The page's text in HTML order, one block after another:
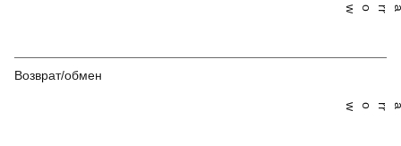
Возврат/обмен